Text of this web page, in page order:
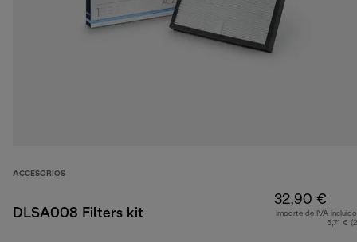
ACCESORIOS
DLSA008 Filters kit
32,90 €
Importe de IVA
5,71 €